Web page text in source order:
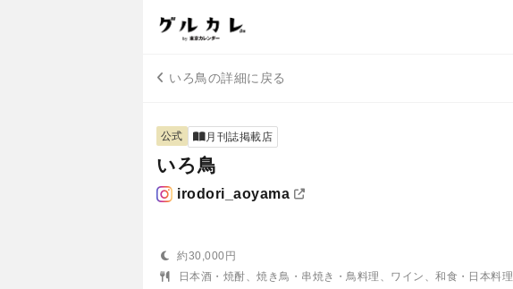
いろ鳥の詳細に戻る
公式 月刊誌掲載店
いろ鳥
irodori_aoyama
約30,000円
日本酒・焼酎、焼き鳥・串焼き・鳥料理、ワイン、和食・日本料理